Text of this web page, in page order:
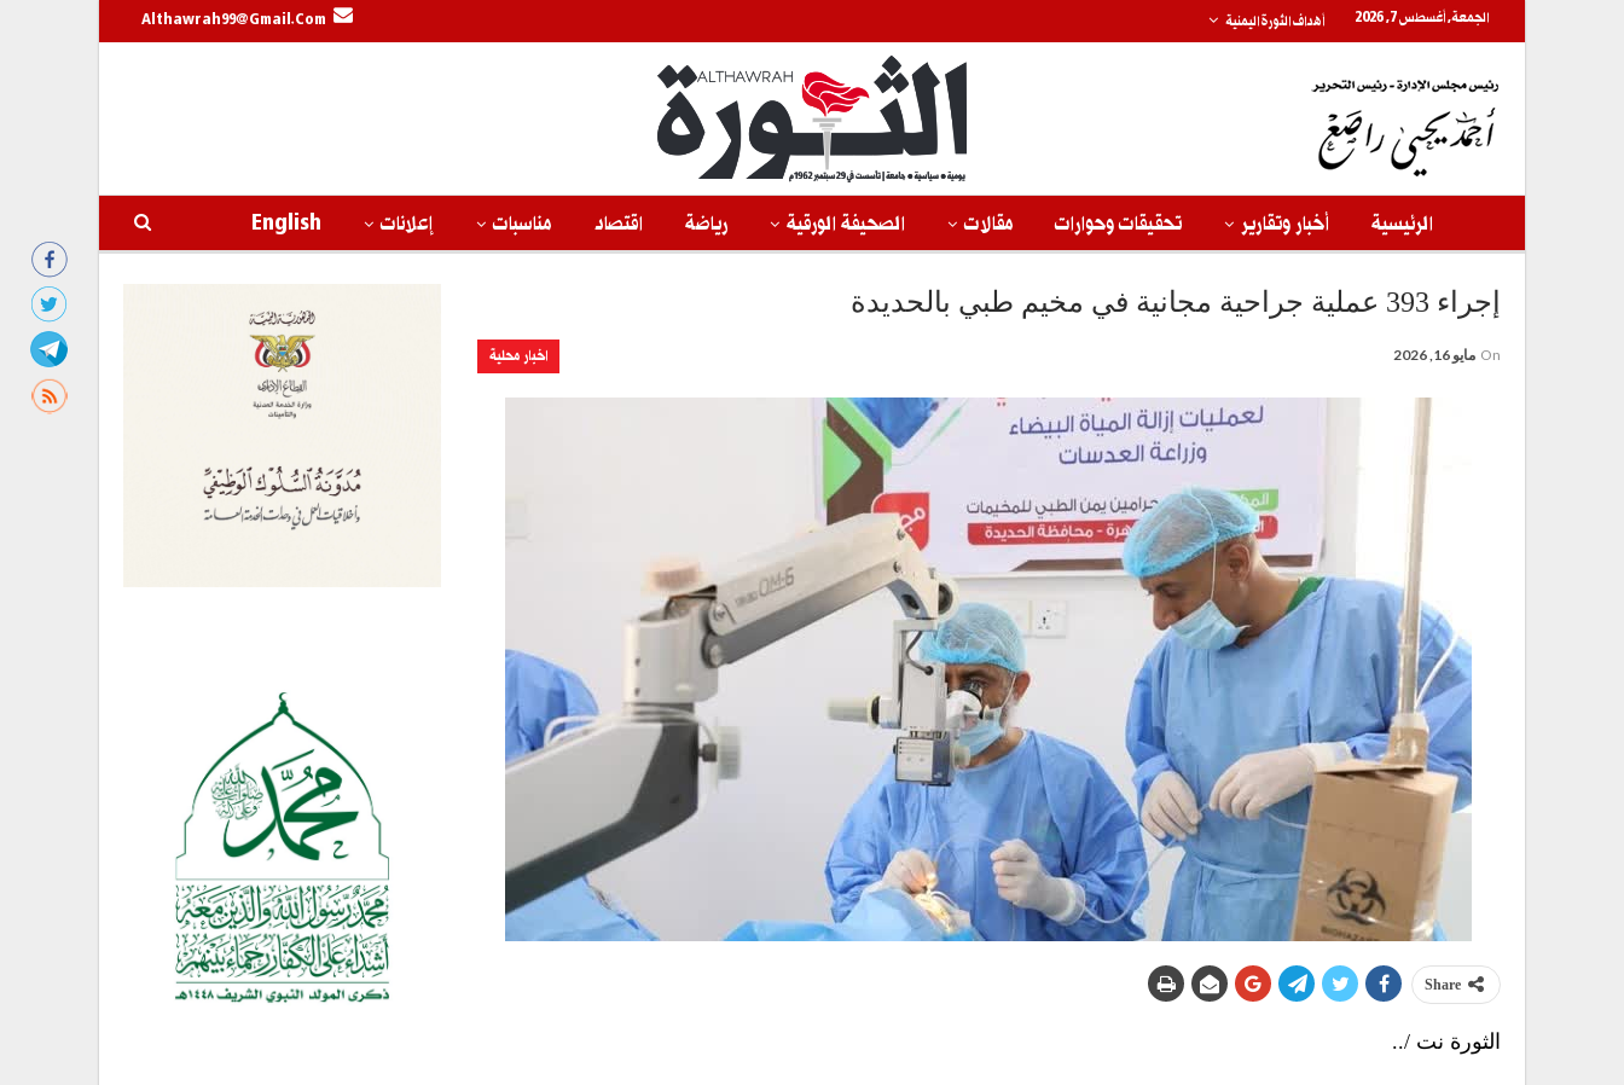
الجمعة, أغسطس 7, 2026 أهداف الثورة اليمنية Althawrah99@gmail.com
الرئيسية أخبار وتقارير تحقيقات وحوارات مقالات الصحيفة الورقية رياضة اقتصاد مناسبات إعلانات English
إجراء 393 عملية جراحية مجانية في مخيم طبي بالحديدة
اخبار محلية On مايو 16, 2026
Share
الثورة نت /..